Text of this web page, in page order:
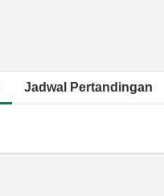
Jadwal Pertandingan